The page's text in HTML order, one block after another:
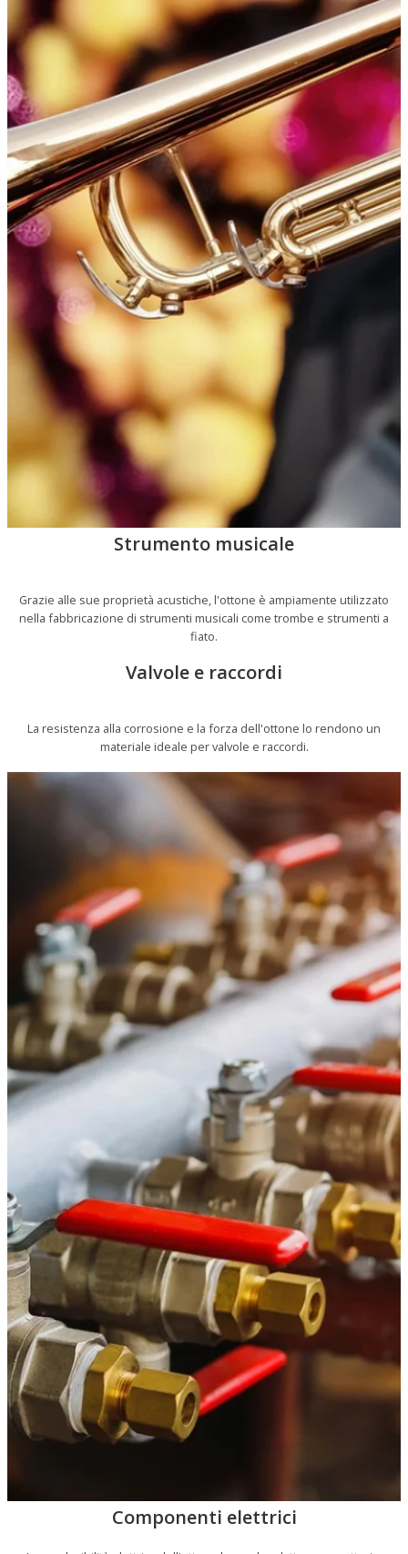
Strumento musicale
Grazie alle sue proprietà acustiche, l'ottone è ampiamente utilizzato
nella fabbricazione di strumenti musicali come trombe e strumenti a
fiato.
Valvole e raccordi
La resistenza alla corrosione e la forza dell'ottone lo rendono un
materiale ideale per valvole e raccordi.
Componenti elettrici